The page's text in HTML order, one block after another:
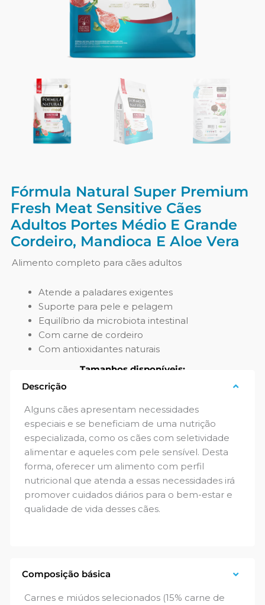
Fórmula Natural Super Premium
Fresh Meat Sensitive Cães
Adultos Portes Médio E Grande
Cordeiro, Mandioca E Aloe Vera
Alimento completo para cães adultos
Atende a paladares exigentes
Suporte para pele e pelagem
Equilíbrio da microbiota intestinal
Com carne de cordeiro
Com antioxidantes naturais
Tamanhos disponíveis:
Descrição
Alguns cães apresentam necessidades
especiais e se beneficiam de uma nutrição
especializada, como os cães com seletividade
alimentar e aqueles com pele sensível. Desta
forma, oferecer um alimento com perfil
nutricional que atenda a essas necessidades irá
promover cuidados diários para o bem-estar e
qualidade de vida desses cães.
Composição básica
Carnes e miúdos selecionados (15% carne de